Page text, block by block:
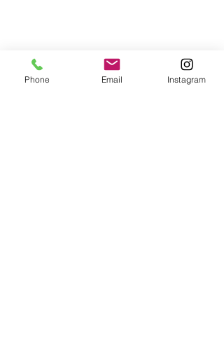
Phone Email Instagram